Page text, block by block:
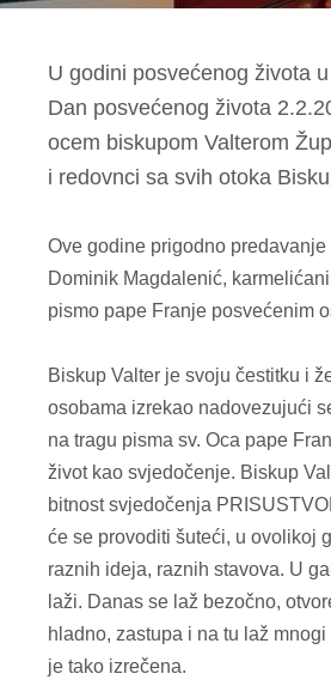
U godini posvećenog života
Dan posvećenog života
ocem biskupom Valterom
i redovnci sa svih otoka
Ove godine prigodno predavanje
Dominik Magdalenić,
pismo pape Franje posvećenim
Biskup Valter je svoju čestitku i
osobama izrekao nadovezujući
na tragu pisma sv. Oca pape
život kao svjedočenje. Biskup
bitnost svjedočenja
će se provoditi šuteći, u ovolikoj
raznih ideja, raznih stavova. U
laži. Danas se laž bezočno,
hladno, zastupa i na tu laž
je tako izrečena.